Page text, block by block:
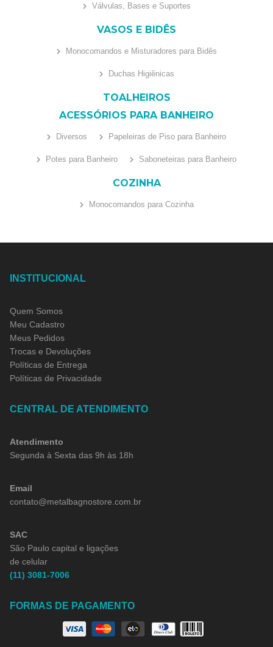
Válvulas, Bases e Suportes
VASOS E BIDÊS
Monocomandos e Misturadores para Bidês
Duchas Higiênicas
TOALHEIROS
ACESSÓRIOS PARA BANHEIRO
Diversos Papeleiras de Piso para Banheiro
Potes para Banheiro Saboneteiras para Banheiro
COZINHA
Monocomandos para Cozinha
INSTITUCIONAL
Quem Somos
Meu Cadastro
Meus Pedidos
Trocas e Devoluções
Políticas de Entrega
Políticas de Privacidade
CENTRAL DE ATENDIMENTO
Atendimento
Segunda à Sexta das 9h às 18h
Email
contato@metalbagnostore.com.br
SAC
São Paulo capital e ligações
de celular
(11) 3081-7006
FORMAS DE PAGAMENTO